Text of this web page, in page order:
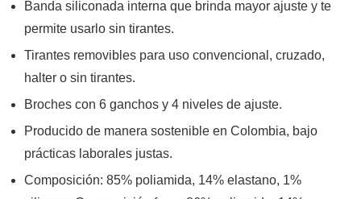
Banda siliconada interna que brinda mayor ajuste y te
permite usarlo sin tirantes.
Tirantes removibles para uso convencional, cruzado,
halter o sin tirantes.
Broches con 6 ganchos y 4 niveles de ajuste.
Producido de manera sostenible en Colombia, bajo
prácticas laborales justas.
Composición: 85% poliamida, 14% elastano, 1%